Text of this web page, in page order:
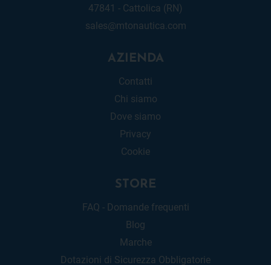
47841 - Cattolica (RN)
sales@mtonautica.com
AZIENDA
Contatti
Chi siamo
Dove siamo
Privacy
Cookie
STORE
FAQ - Domande frequenti
Blog
Marche
Dotazioni di Sicurezza Obbligatorie